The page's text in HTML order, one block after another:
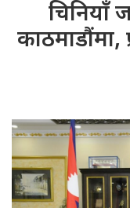
चिनियाँ
काठमाडौंमा,